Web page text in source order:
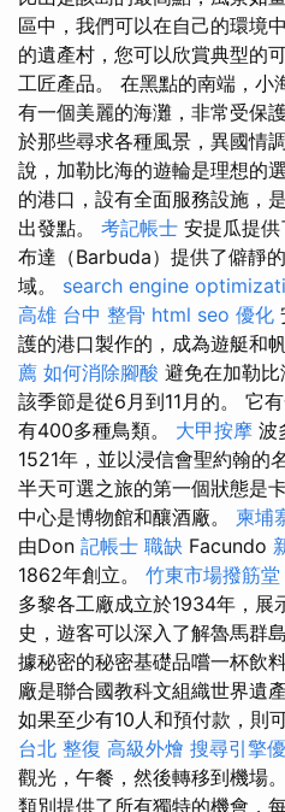
區中，我們可以在自己的環境
的遺產村，您可以欣賞典型的
工匠產品。 在黑點的南端，小
有一個美麗的海灘，非常受保
於那些尋求各種風景，異國情
說，加勒比海的遊輪是理想的
的港口，設有全面服務設施，
出發點。 考記帳士 安提瓜提
布達（Barbuda）提供了僻靜
域。 search engine
高雄 台中 整骨 html seo 優化
護的港口製作的，成為遊艇和
薦 如何消除腳酸 避免在加勒比
該季節是從6月到11月的。 它
有400多種鳥類。 大甲按摩 波
1521年，並以浸信會聖約翰的
半天可選之旅的第一個狀態是
中心是博物館和釀酒廠。 柬埔
由Don 記帳士 職缺 Facundo
1862年創立。 竹東市場撥筋堂
多黎各工廠成立於1934年，展
史，遊客可以深入了解魯馬群
據秘密的秘密基礎品嚐一杯飲
廠是聯合國教科文組織世界遺
如果至少有10人和預付款，則
台北 整復 高級外燴 搜尋引擎
觀光，午餐，然後轉移到機場。
類別提供了所有獨特的機會，